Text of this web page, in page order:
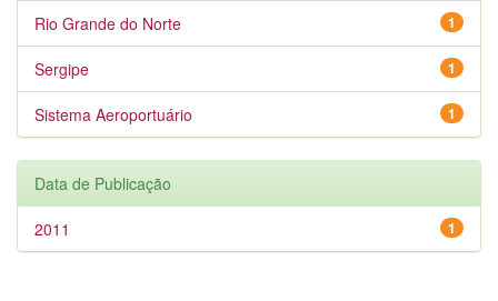
1
Rio Grande do Norte
1
Sergipe
1
Sistema Aeroportuário
Data de Publicação
1
2011